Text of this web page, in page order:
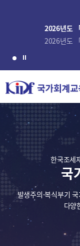
2026년도
2026년도
한국조세
국
발생주의·복식부기
다양